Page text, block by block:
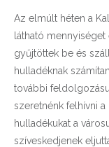
Az elmúlt héten a
látható
gyűjtöttek be és
hulladéknak
további
szeretnénk felhívni
hulladékukat a
szíveskedjenek